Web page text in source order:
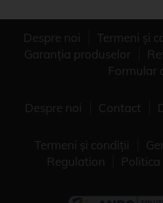
Despre noi
Termeni și
Garanția produselor
Formular
Despre noi Contact
Termeni și condiții
Regulation